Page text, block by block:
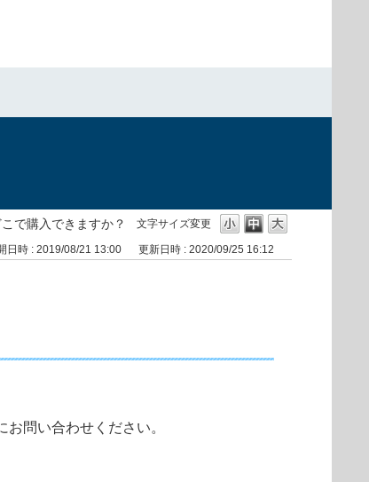
文字サイズ変更
で購入できますか？
日時 : 2019/08/21 13:00 更新日時 : 2020/09/25 16:12
問い合わせください。